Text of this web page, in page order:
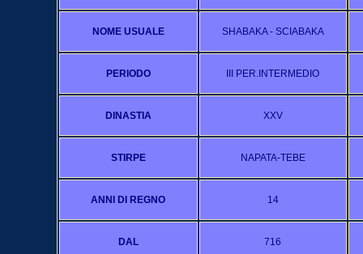
NOME USUALE SHABAKA - SCIABAKA
PERIODO III PER.INTERMEDIO
DINASTIA XXV
STIRPE NAPATA-TEBE
ANNI DI REGNO 14
DAL 716